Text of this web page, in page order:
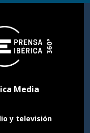
Media
y televisión